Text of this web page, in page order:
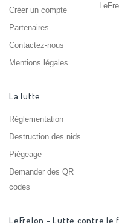
Créer un compte
Partenaires
Contactez-nous
Mentions légales
La lutte
Réglementation
Destruction des nids
Piégeage
Demander des QR
codes
LeFrelon - Lutte contre le